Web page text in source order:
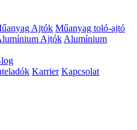
Ajtók Műanyag toló-ajtó
Ajtók Alumínium
Karrier Kapcsolat